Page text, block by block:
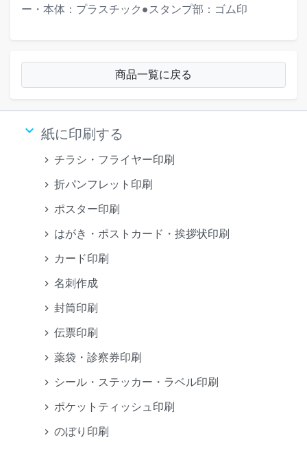
ー・本体：プラスチック●スタンプ部：ゴム印
商品一覧に戻る
keyboard_arrow_down 紙に印刷する
チラシ・フライヤー印刷
折パンフレット印刷
ポスター印刷
はがき・ポストカード・挨拶状印刷
カード印刷
名刺作成
封筒印刷
伝票印刷
薬袋・診察券印刷
シール・ステッカー・ラベル印刷
ポケットティッシュ印刷
のぼり印刷